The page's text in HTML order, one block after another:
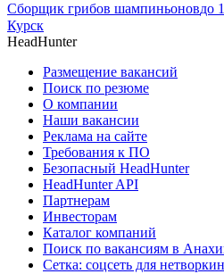
Сборщик грибов шампиньоновдо
Курск
HeadHunter
Размещение вакансий
Поиск по резюме
О компании
Наши вакансии
Реклама на сайте
Требования к ПО
Безопасный HeadHunter
HeadHunter API
Партнерам
Инвесторам
Каталог компаний
Поиск по вакансиям в
Сетка: соцсеть для